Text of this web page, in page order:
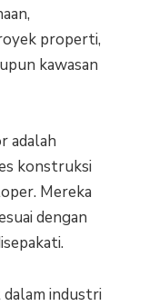
properti,
kawasan
adalah
konstruksi
Mereka
dengan
industri